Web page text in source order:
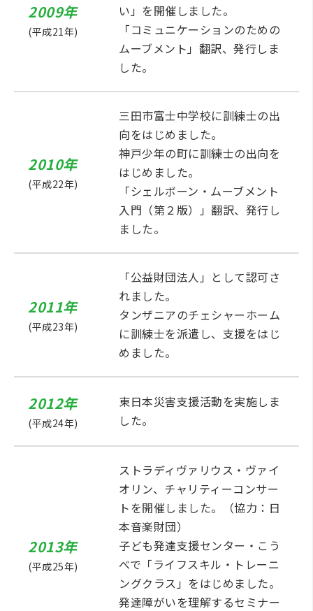
2009年
(平成21年)
い」を開催しました。
「コミュニケーションのための
ムーブメント」翻訳、発行しま
した。
2010年
(平成22年)
三田市富士中学校に訓練士の出
向をはじめました。
神戸少年の町に訓練士の出向を
はじめました。
「シェルボーン・ムーブメント
入門（第２版）」翻訳、発行し
ました。
2011年
(平成23年)
「公益財団法人」として認可さ
れました。
タンザニアのチェシャーホーム
に訓練士を派遣し、支援をはじ
めました。
2012年
(平成24年)
東日本災害支援活動を実施しま
した。
2013年
(平成25年)
ストラディヴァリウス・ヴァイ
オリン、チャリティーコンサー
トを開催しました。（協力：日
本音楽財団）
子ども発達支援センター・こう
べで「ライフスキル・トレーニ
ングクラス」をはじめました。
発達障がいを理解するセミナー